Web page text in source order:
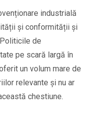
industrială
și conformității și
de
pe scară largă în
un volum mare de
relevante și nu ar
chestiune.